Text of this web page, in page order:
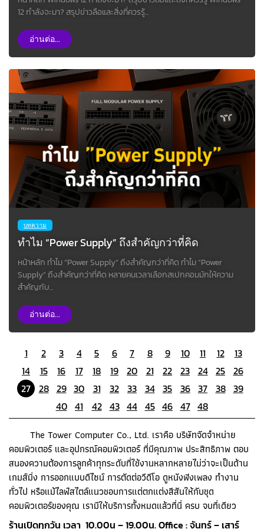
12 กำลังจะมา? สรุปข่าวลือและสิ่งที่ควรรู้...
อ่านต่อ...
บทความ
ทำไม “Power Supply” ถึงสำคัญกว่าที่คิด
หน้าหลัก ทำไม “Power Supply” ถึงสำคัญกว่าที่คิด ทำไม “Power
Supply” ถึงสำคัญกว่าที่คิด หลายคนเวลาเลือกสเปกคอมมักให้ความ
สำคัญกับ...
อ่านต่อ...
1 2 3 4 5 6 7 8 9 10 11 12
13
14
15 16 17 18 19 20 21 22 23 24 25 26
27 28 29 30 31 32 33 34 35 36 37 38 39
40 41 42 43 44 45 46 47 48
The Tower Computer Co., Ltd. เราคือ บริษัทจัดจำหน่าย
คอมพิวเตอร์ และอุปกรณ์คอมพิวเตอร์ ที่มีคุณภาพ ประสิทธิภาพ ตอบ
สนองความต้องการลูกค้าทุกระดับที่ใช้งานหลากหลายไม่ว่าจะเป็นด้าน
เกมส์มิ่ง การออกแบบดีไซน์ การตัดต่อวีดีโอ ดูหนังฟังเพลง ทำงาน
ทั่วไป หรือแม้ไลฟ์สไตล์แนวชอบการแต่ตกแต่งสีสันให้กับชุด
คอมพิวเตอร์ของคุณ เรามีให้บริการทั้งหมดแล้วที่นี่ ครบ จบที่เดียว
ร้านเปิดทุกวัน เวลา 10.00น – 19.00น. Office : จันทร์ – เสาร์